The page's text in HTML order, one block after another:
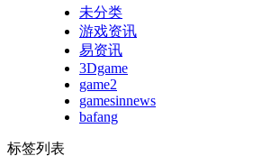
未分类
游戏资讯
易资讯
3Dgame
game2
gamesinnews
bafang
标签列表